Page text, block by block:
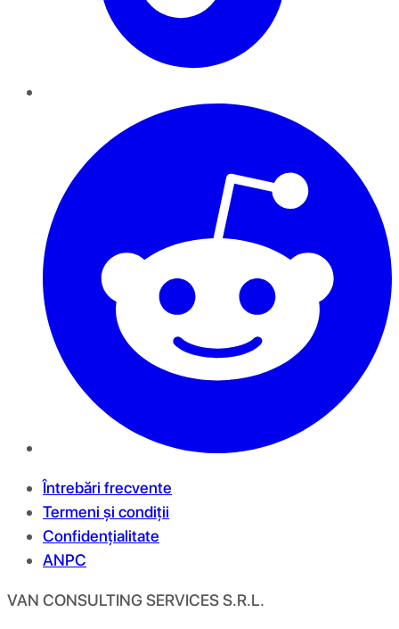
Întrebări frecvente
Termeni și condiții
Confidențialitate
ANPC
VAN CONSULTING SERVICES S.R.L.